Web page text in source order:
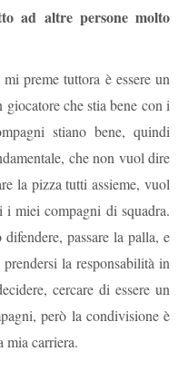
ad altre persone molto
preme tuttora è essere un
giocatore che stia bene con i
stiano bene, quindi
che non vuol dire
la pizza tutti assieme, vuol
miei compagni di squadra.
passare la palla, e
la responsabilità in
cercare di essere un
però la condivisione è
mia carriera.